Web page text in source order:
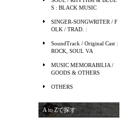
S : BLACK MUSIC
SINGER-SONGWRITER / F
OLK / TRAD. :
SoundTrack / Original Cast :
ROCK, SOUL VA
MUSIC MEMORABILIA /
GOODS & OTHERS
OTHERS
A to Zで探す